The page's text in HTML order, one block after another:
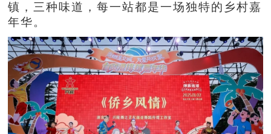
镇，三种味道，每一站都是一场独特的乡村嘉
年华。